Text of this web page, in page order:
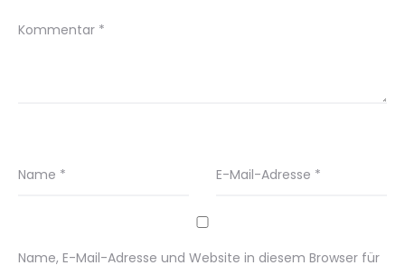
Kommentar *
Name * E-Mail-Adresse *
Name, E-Mail-Adresse und Website in diesem Browser für